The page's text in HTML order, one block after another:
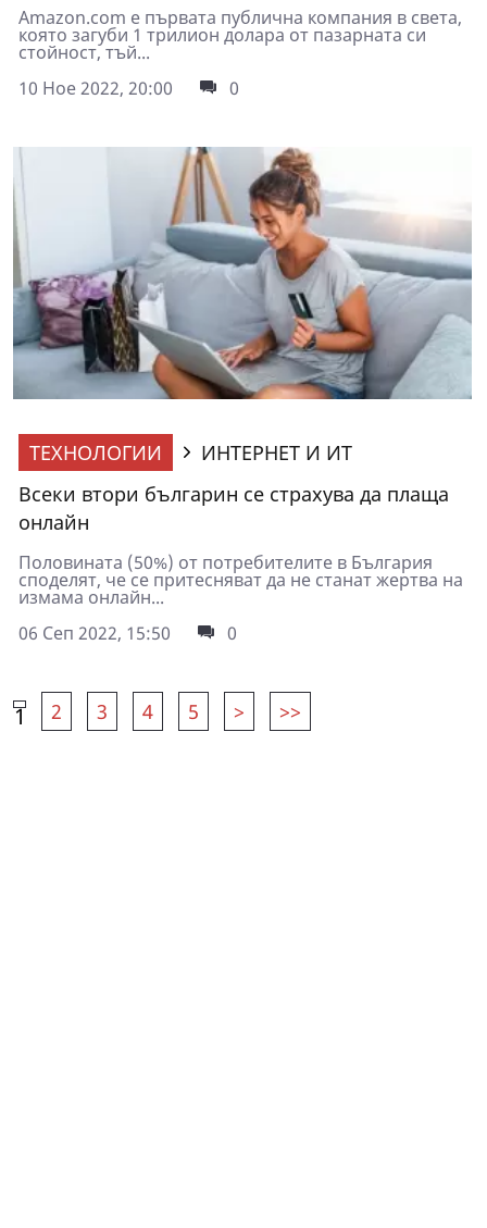
Amazon.com е първата публична компания в света,
която загуби 1 трилион долара от пазарната си
стойност, тъй...
10 Ное 2022, 20:00
0
ТЕХНОЛОГИИ
ИНТЕРНЕТ И ИТ
Всеки втори българин се страхува да плаща
онлайн
Половината (50%) от потребителите в България
споделят, че се притесняват да не станат жертва на
измама онлайн...
06 Сеп 2022, 15:50
0
1 2 3 4 5 > >>